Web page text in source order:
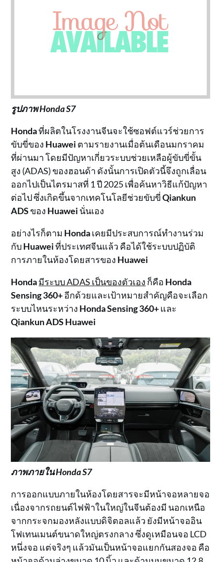
รูปภาพ Honda S7
Hondaที่ผลิตในโรงงานจีนจะใช้ซอฟต์แวร์ช่วยการ
ขับขี่ของ Huawei ตามรายงานเมื่อต้นเดือนมกราคม
ที่ผ่านมา โดยมีปัญหาเกี่ยวระบบช่วยเหลือผู้ขับขี่ขั้น
สูง (ADAS) ของฮอนด้า ดังนั้นการเปิดตัวนี้จึงถูกเลื่อน
ออกไปเป็นไตรมาสที่ 1 ปี 2025 เพื่อค้นหาวิธีแก้ปัญหา
ต่อไป ซึ่งเกิดขึ้นจากเทคโนโลยีช่วยขับขี่Qiankun
ADS ของ Huawei นั่นเอง
อย่างไรก็ตาม Hondaเคยมีประสบการณ์ทำงานร่วม
กับHuaweiที่ประเทศจีนแล้ว คือได้ใช้ระบบปฏิบัติ
การภายในห้องโดยสารของ Huawei
Hondaมีระบบ ADAS เป็นของตัวเอง ก็คือ Honda
Sensing 360+อีกด้วยและเป้าหมายสำคัญคือจะเลือก
ระบบไหนระหว่าง Honda Sensing 360+และ
Qiankun ADS Huawei
ภาพภายใน Honda S7
การออกแบบภายในห้องโดยสารจะมีหน้าจอหลายจอ
เนื่องจากรถยนต์ไฟฟ้าในใหญ่ในจีนต้องมี นอกเหนือ
จากกระจกมองหลังแบบดิจิตอลแล้ว ยังมีหน้าจออิน
โฟเทนเมนต์ขนาดใหญ่ตรงกลาง ซึ่งดูเหมือนจอ LCD
หนึ่งจอ แต่จริงๆ แล้วมันเป็นหน้าจอแยกกันสองจอ คือ